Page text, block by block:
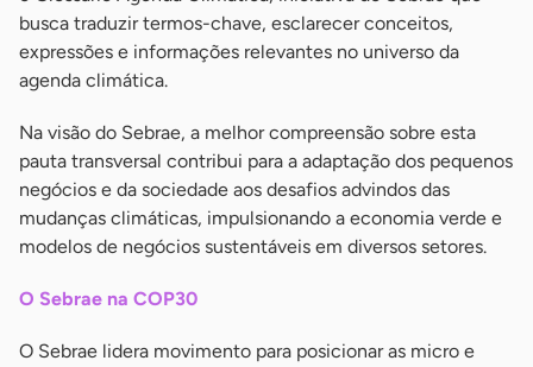
busca traduzir termos-chave, esclarecer conceitos,
expressões e informações relevantes no universo da
agenda climática.
Na visão do Sebrae, a melhor compreensão sobre esta
pauta transversal contribui para a adaptação dos pequenos
negócios e da sociedade aos desafios advindos das
mudanças climáticas, impulsionando a economia verde e
modelos de negócios sustentáveis em diversos setores.
O Sebrae na COP30
O Sebrae lidera movimento para posicionar as micro e